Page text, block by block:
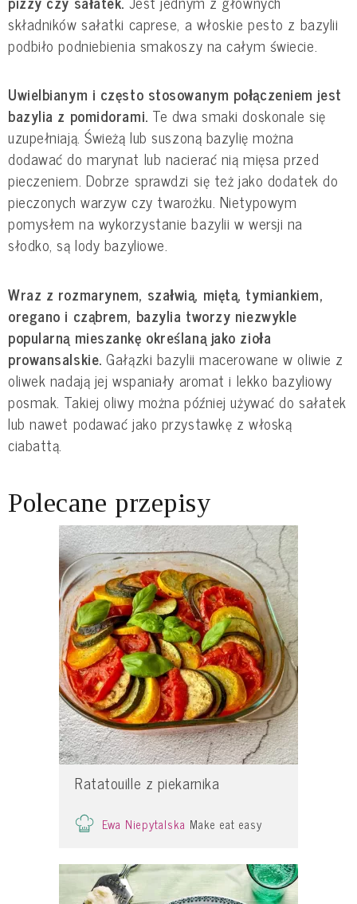
składników sałatki caprese, a włoskie pesto z bazylii
podbiło podniebienia smakoszy na całym świecie.
Uwielbianym i często stosowanym połączeniem jest
bazylia z pomidorami. Te dwa smaki doskonale się
uzupełniają. Świeżą lub suszoną bazylię można
dodawać do marynat lub nacierać nią mięsa przed
pieczeniem. Dobrze sprawdzi się też jako dodatek do
pieczonych warzyw czy twarożku. Nietypowym
pomysłem na wykorzystanie bazylii w wersji na
słodko, są lody bazyliowe.
Wraz z rozmarynem, szałwią, miętą, tymiankiem,
oregano i cząbrem, bazylia tworzy niezwykle
popularną mieszankę określaną jako zioła
prowansalskie. Gałązki bazylii macerowane w oliwie z
oliwek nadają jej wspaniały aromat i lekko bazyliowy
posmak. Takiej oliwy można później używać do sałatek
lub nawet podawać jako przystawkę z włoską
ciabattą.
Polecane przepisy
Ratatouille z piekarnika
Ewa Niepytalska Make eat easy